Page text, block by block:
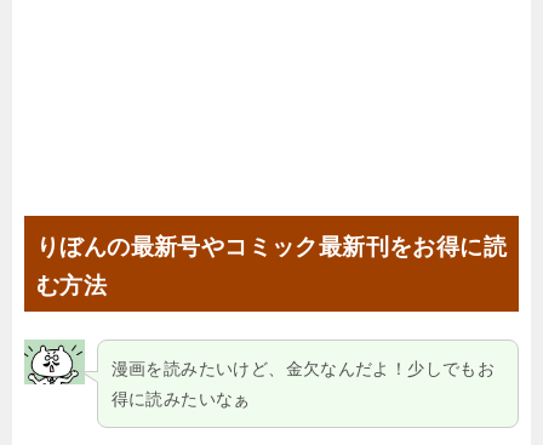
りぼんの最新号やコミック最新刊をお得に読
む方法
漫画を読みたいけど、金欠なんだよ！少しでもお
得に読みたいなぁ